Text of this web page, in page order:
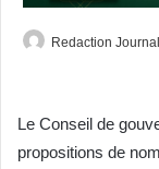
Redaction Journal
Le Conseil de
propositions de